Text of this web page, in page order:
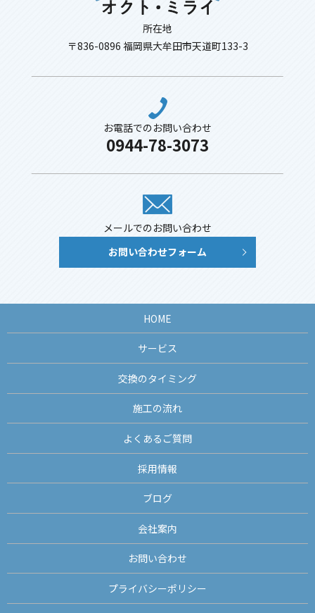
所在地
〒836-0896 福岡県大牟田市天道町133-3
お電話でのお問い合わせ
0944-78-3073
メールでのお問い合わせ
お問い合わせフォーム
HOME
サービス
交換のタイミング
施工の流れ
よくあるご質問
採用情報
ブログ
会社案内
お問い合わせ
プライバシーポリシー